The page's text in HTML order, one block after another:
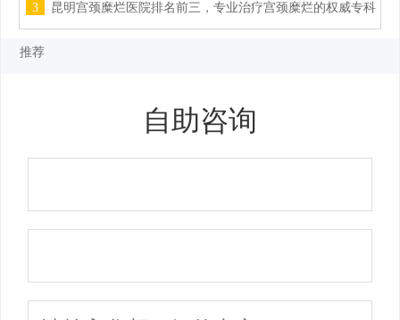
3 昆明宫颈糜烂医院排名前三，专业治疗宫颈糜烂的权威专科
推荐
自助咨询